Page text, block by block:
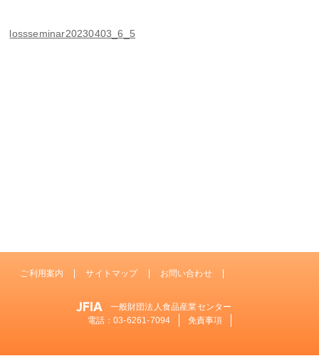
lossseminar20230403_6_5
ご利用案内 サイトマップ お問い合わせ
一般財団法人食品産業センター
電話：03-6261-7094 免責事項